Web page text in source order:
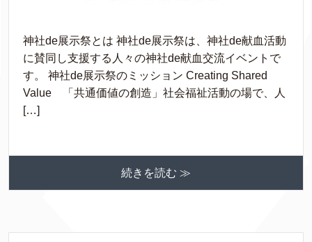
神社de展示祭とは 神社de展示祭は、神社de献血活動
に賛同し支援する人々の神社de献血交流イベントで
す。 神社de展示祭のミッション Creating Shared
Value 「共通価値の創造」社会福祉活動の場で、人
[…]
続きを読む ≫